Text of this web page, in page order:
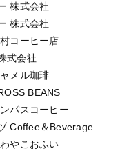
株式会社
株式会社
コーヒー店
式会社
メル珈琲
BEANS
パスコーヒー
Coffee＆Beverage
やこおふい